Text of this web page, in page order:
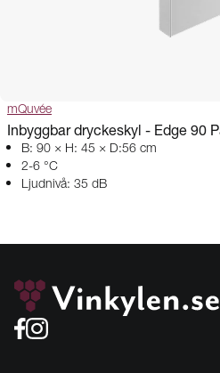
mQuvée
Inbyggbar dryckeskyl - Edge 90
B: 90 × H: 45 × D:56 cm
2-6 °C
Ljudnivå: 35 dB